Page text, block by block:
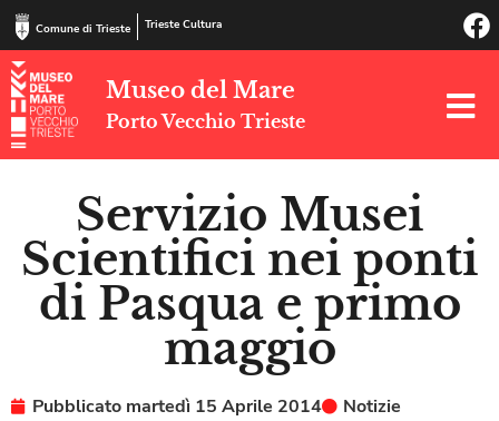
Comune di Trieste Trieste Cultura
Museo del Mare
Porto Vecchio Trieste
Servizio Musei
Scientifici nei ponti
di Pasqua e primo
maggio
Pubblicato martedì 15 Aprile 2014
Notizie